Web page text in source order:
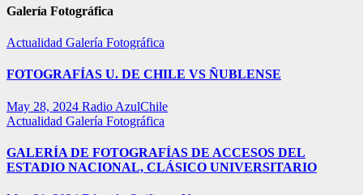
Galería Fotográfica
Actualidad Galería Fotográfica
FOTOGRAFÍAS U. DE CHILE VS ÑUBLENSE
May 28, 2024 Radio AzulChile
Actualidad Galería Fotográfica
GALERÍA DE FOTOGRAFÍAS DE ACCESOS DEL
ESTADIO NACIONAL, CLÁSICO UNIVERSITARIO